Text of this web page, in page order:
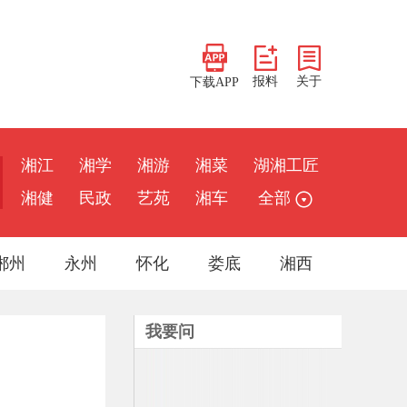
下载APP 报料 关于
湘江 湘学 湘游 湘菜
湖湘工匠
湘健
民政 艺苑 湘车 全部
州 永州 怀化 娄底 湘西
我要问